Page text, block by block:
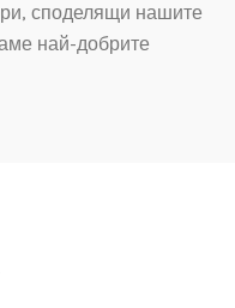
споделящи нашите
най-добрите